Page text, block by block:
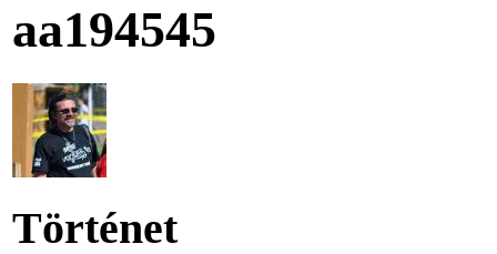
aa194545
Történet